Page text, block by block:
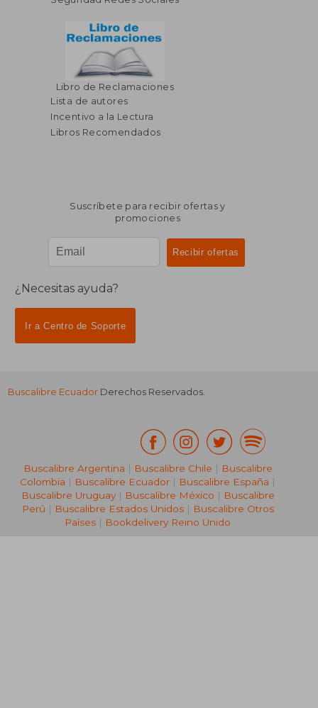
45%
dcto.
$ 32.86
$ 18.07
Libro de Reclamaciones
Lista de autores
Incentivo a la Lectura
Libros Recomendados
Suscríbete para recibir ofertas y
promociones
¿Necesitas ayuda?
Ir a Centro de Soporte
Buscalibre Ecuador Derechos Reservados.
Buscalibre Argentina | Buscalibre Chile | Buscalibre
Colombia | Buscalibre Ecuador | Buscalibre España |
Buscalibre Uruguay| Buscalibre México | Buscalibre
Perú | Buscalibre Estados Unidos| Buscalibre Otros
Países | Bookdelivery Reino Unido